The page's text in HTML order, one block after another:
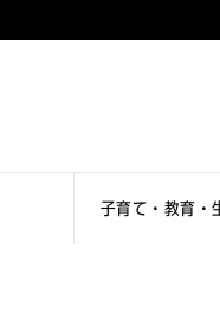
子育て・教育・